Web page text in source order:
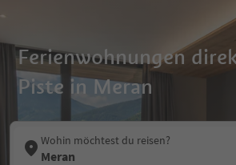
Ferienwohnungen
Piste in Meran
Wohin möchtest du reisen?
Meran